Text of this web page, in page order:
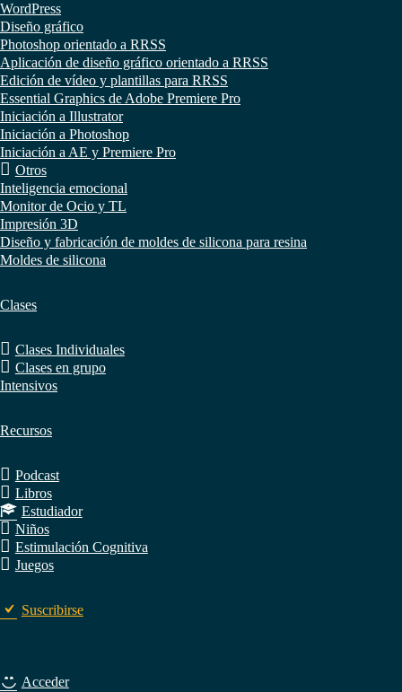
WordPress
Diseño gráfico
Photoshop orientado a RRSS
Aplicación de diseño gráfico orientado a RRSS
Edición de vídeo y plantillas para RRSS
Essential Graphics de Adobe Premiere Pro
Iniciación a Illustrator
Iniciación a Photoshop
Iniciación a AE y Premiere Pro
Otros
Inteligencia emocional
Monitor de Ocio y TL
Impresión 3D
Diseño y fabricación de moldes de silicona para resina
Moldes de silicona
Clases
Clases Individuales
Clases en grupo
Intensivos
Recursos
Podcast
Libros
Estudiador
Niños
Estimulación Cognitiva
Juegos
Suscribirse
Acceder